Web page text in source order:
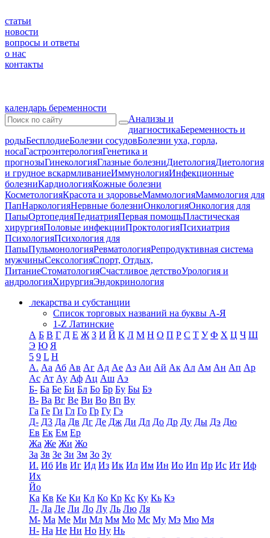
статьи
новости
вопросы и ответы
о нас
контакты
календарь беременности
Анализы и
диагностикаБеременность и
родыБесплодиеБолезни сосудовБолезни уха, горла,
носаГастроэнтерологияГенетика и
прогнозыГинекологияГлазные болезниДиетологияДиетология
и грудное вскармливаниеИммунологияИнфекционные
болезниКардиологияКожные болезни
КосметологияКрасота и здоровьеМаммологияМаммология для
ПапНаркологияНервные болезниОнкологияОнкология для
ПапыОртопедияПедиатрияПервая помощьПластическая
хирургияПоловые инфекцииПроктологияПсихиатрия
ПсихологияПсихология для
ПапыПульмонологияРевматологияРепродуктивная система
мужчиныСексологияСпорт, Отдых,
ПитаниеСтоматологияСчастливое детствоУрология и
андрологияХирургияЭндокринология
лекарства и субстанции
Список торговых названий на буквы А-Я
1-Z Латинские
А Б В Г Д Е Ж З И Й К Л М Н О П Р С Т У Ф Х Ц Ч Ш
Э Ю Я
5 9 L H
А. Аа Аб Ав Аг Ад Ае Аз Аи Ай Ак Ал Ам Ан Ап Ар
Ас Ат Ау Аф Ац Аш Аэ
Б- Ба Бе Би Бл Бо Бр Бу Бы Бэ
В- Ва Вг Ве Ви Во Вп Ву
Га Ге Ги Гл Го Гр Гу Гэ
Д- Д3 Да Дв Дг Де Дж Ди Дл До Др Ду Ды Дэ Дю
Ев Ек Ем Ер
Жа Же Жи Жо
За Зв Зе Зи Зм Зо Зу
И. Иб Ив Иг Ид Из Ик Ил Им Ин Ио Ип Ир Ис Ит Иф
Их
Йо
Ка Кв Ке Ки Кл Ко Кр Кс Ку Кь Кэ
Л- Ла Ле Ли Ло Лу Ль Лю Ля
М- Ма Ме Ми Мл Мм Мо Мс Му Мэ Мю Мя
Н- На Не Ни Но Ну Нь